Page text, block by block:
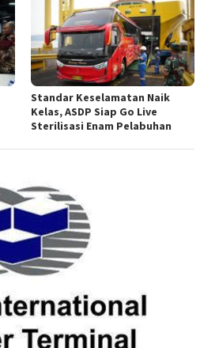
Standar Keselamatan Naik
Kelas, ASDP Siap Go Live
Sterilisasi Enam Pelabuhan